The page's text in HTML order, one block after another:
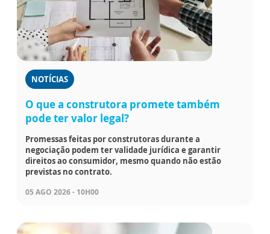
NOTÍCIAS
O que a construtora promete também
pode ter valor legal?
Promessas feitas por construtoras durante a
negociação podem ter validade jurídica e garantir
direitos ao consumidor, mesmo quando não estão
previstas no contrato.
05 AGO 2026 - 10H00